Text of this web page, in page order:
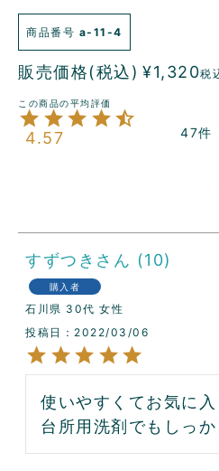
商品番号 a-11-4
販売価格(税込) ¥1,320税
4.57 47
すずつき 10
購入者
石川県 30代 女性
投稿日
2022/03/06
使いやすくてお気に
台所用洗剤でもしっか